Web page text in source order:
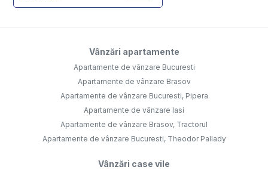
Vânzări apartamente
Apartamente de vânzare Bucuresti
Apartamente de vânzare Brasov
Apartamente de vânzare Bucuresti, Pipera
Apartamente de vânzare Iasi
Apartamente de vânzare Brasov, Tractorul
Apartamente de vânzare Bucuresti, Theodor Pallady
Vânzări case vile